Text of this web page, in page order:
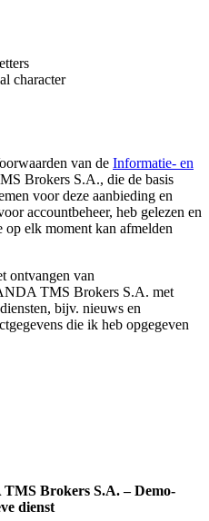
character
van de Informatie- en
Brokers S.A., die de basis
voor deze aanbieding en
accountbeheer, heb gelezen en
op elk moment kan afmelden
ontvangen van
TMS Brokers S.A. met
bijv. nieuws en
die ik heb opgegeven
Brokers S.A. – Demo-
dienst